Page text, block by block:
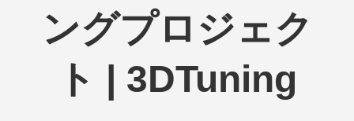
ングプロジェク
ト | 3DTuning